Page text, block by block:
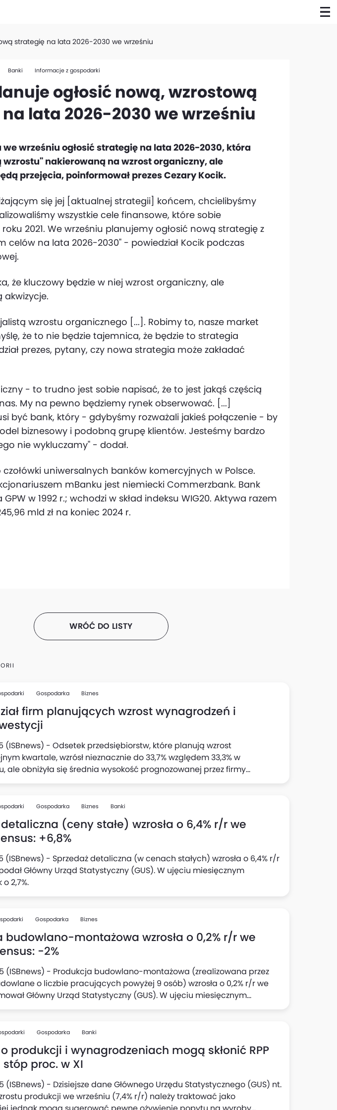
strategię na lata 2026-2030 we wrześniu
Banki Informacje z gospodarki
ogłosić nową, wzrostową
lata 2026-2030 we wrześniu
wrześniu ogłosić strategię na lata 2026-2030, która
wzrostu" nakierowaną na wzrost organiczny, ale
przejęcia, poinformował prezes Cezary Kocik.
się jej [aktualnej strategii] końcem, chcielibyśmy
wszystkie cele finansowe, które sobie
2021. We wrześniu planujemy ogłosić nową strategię z
celów na lata 2026-2030" - powiedział Kocik podczas
że kluczowy będzie w niej wzrost organiczny, ale
akwizycje.
wzrostu organicznego [...]. Robimy to, nasze market
że to nie będzie tajemnica, że będzie to strategia
prezes, pytany, czy nowa strategia może zakładać
- to trudno jest sobie napisać, że to jest jakąś częścią
My na pewno będziemy rynek obserwować. [...]
być bank, który - gdybyśmy rozważali jakieś połączenie - by
biznesowy i podobną grupę klientów. Jesteśmy bardzo
nie wykluczamy" - dodał.
uniwersalnych banków komercyjnych w Polsce.
mBanku jest niemiecki Commerzbank. Bank
w 1992 r.; wchodzi w skład indeksu WIG20. Aktywa razem
mld zł na koniec 2024 r.
WRÓĆ DO LISTY
Gospodarka Biznes
firm planujących wzrost wynagrodzeń i
(ISBnews) - Odsetek przedsiębiorstw, które planują wzrost
kwartale, wzrósł nieznacznie do 33,7% względem 33,3% w
ale obniżyła się średnia wysokość prognozowanej przez firmy
5,3% kwartał wcześniej), wynika z "Szybkiego Monitoringu NBP". Z
nowych inwestycji: do 23,1% względem 22% z badania w II
Gospodarka Biznes Banki
detaliczna (ceny stałe) wzrosła o 6,4% r/r we
+6,8%
(ISBnews) - Sprzedaż detaliczna (w cenach stałych) wzrosła o 6,4% r/r
Główny Urząd Statystyczny (GUS). W ujęciu miesięcznym
2,7%.
Gospodarka Biznes
budowlano-montażowa wzrosła o 0,2% r/r we
-2%
(ISBnews) - Produkcja budowlano-montażowa (zrealizowana przez
o liczbie pracujących powyżej 9 osób) wzrosła o 0,2% r/r we
Główny Urząd Statystyczny (GUS). W ujęciu miesięcznym
20,6%.
Gospodarka Banki
o produkcji i wynagrodzeniach mogą skłonić RPP
proc. w XI
(ISBnews) - Dzisiejsze dane Głównego Urzędu Statystycznego (GUS) nt.
produkcji we wrześniu (7,4% r/r) należy traktować jako